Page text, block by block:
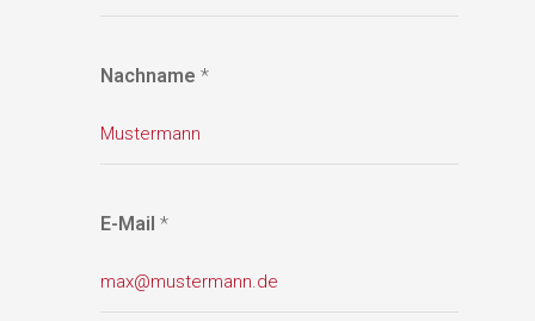
Nachname *
E-Mail *